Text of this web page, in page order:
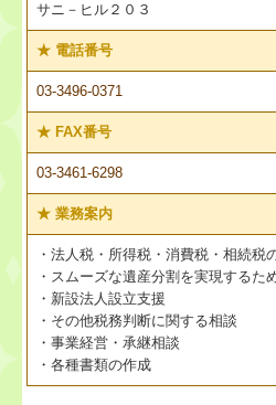
戦略給与情報システム
建設業用会計情報DB
経営者の皆さんへ
マイナンバーQ&A特集
過去のセミナー
個人情報保護方針
サニ－ヒル２０３
★ 電話番号
03-3496-0371
★ FAX番号
03-3461-6298
★業務案内
・法人税・所得税・消費税・相続税
・スムーズな遺産分割を実現するた
・新設法人設立支援
・その他税務判断に関する相談
・事業経営・承継相談
・各種書類の作成